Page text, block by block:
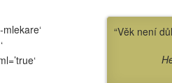
“Věk není